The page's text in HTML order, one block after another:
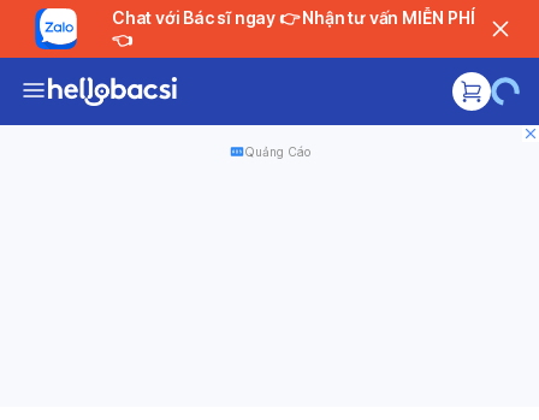
Chat với Bác sĩ ngay 👉 Nhận tư vấn MIỄN PHÍ
👈
Quảng Cáo